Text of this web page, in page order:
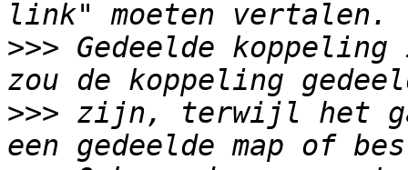
>>> Gedeelde
>>> zijn, terwijl het